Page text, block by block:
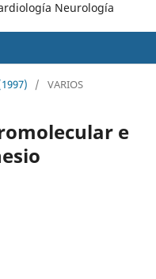
Neurología
/ VARIOS
e